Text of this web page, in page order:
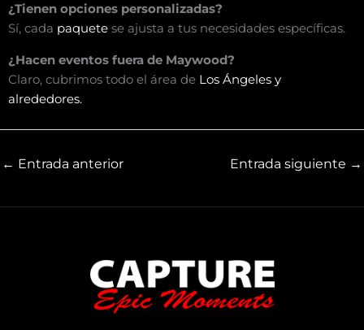
¿Tienen opciones personalizadas?
Sí, cada paquete se ajusta a tus necesidades específicas.
¿Hacen eventos fuera de Maywood?
Claro, cubrimos todo el área de Los Ángeles y
alrededores.
← Entrada anterior Entrada siguiente →